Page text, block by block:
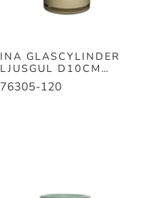
INA GLASCYLINDER
LJUSGUL D10CM
H20CM
76305-120